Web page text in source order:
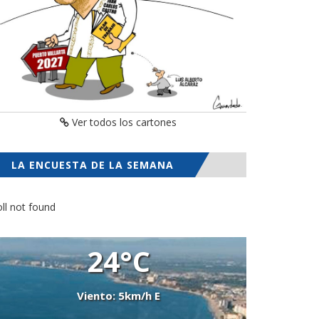
Ver todos los cartones
LA ENCUESTA DE LA SEMANA
not found
24°C
Viento: 5km/h E